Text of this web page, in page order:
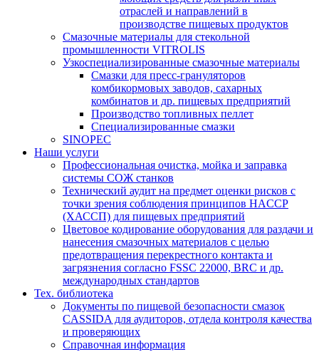
отраслей и направлений в
производстве пищевых продуктов
Смазочные материалы для стекольной
промышленности VITROLIS
Узкоспециализированные смазочные материалы
Смазки для пресс-грануляторов
комбикормовых заводов, сахарных
комбинатов и др. пищевых предприятий
Производство топливных пеллет
Специализированные смазки
SINOPEC
Наши услуги
Профессиональная очистка, мойка и заправка
системы СОЖ станков
Технический аудит на предмет оценки рисков с
точки зрения соблюдения принципов HACCP
(ХАССП) для пищевых предприятий
Цветовое кодирование оборудования для раздачи и
нанесения смазочных материалов с целью
предотвращения перекрестного контакта и
загрязнения согласно FSSC 22000, BRC и др.
международных стандартов
Тех. библиотека
Документы по пищевой безопасности смазок
CASSIDA для аудиторов, отдела контроля качества
и проверяющих
Справочная информация